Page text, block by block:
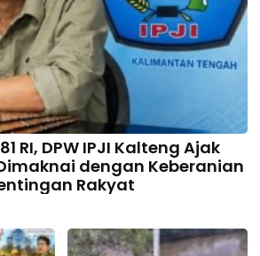
RI, DPW IPJI Kalteng Ajak
dengan Keberanian
Rakyat